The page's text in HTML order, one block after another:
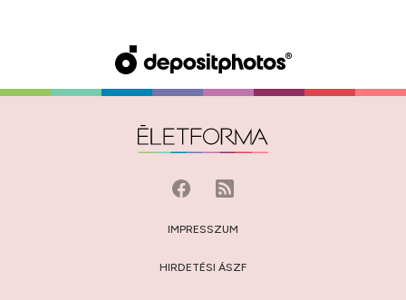
IMPRESSZUM
HIRDETÉSI ÁSZF